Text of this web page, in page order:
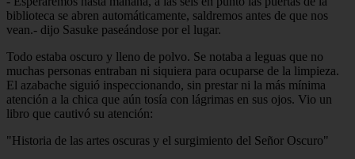
biblioteca se abren automáticamente, saldremos antes de que nos
vean.- dijo Sasuke paseándose por el lugar.
Todo estaba oscuro y lleno de polvo. Se notaba a leguas que no
muchas personas entraban ni siquiera para ocuparse de la limpieza.
El azabache siguió inspeccionando, sin prestar ni la más mínima
atención a la chica que aún tosía con lágrimas en sus ojos. Vio un
libro que cautivó su atención:
"Historia de las artes oscuras y el surgimiento del Señor Oscuro"